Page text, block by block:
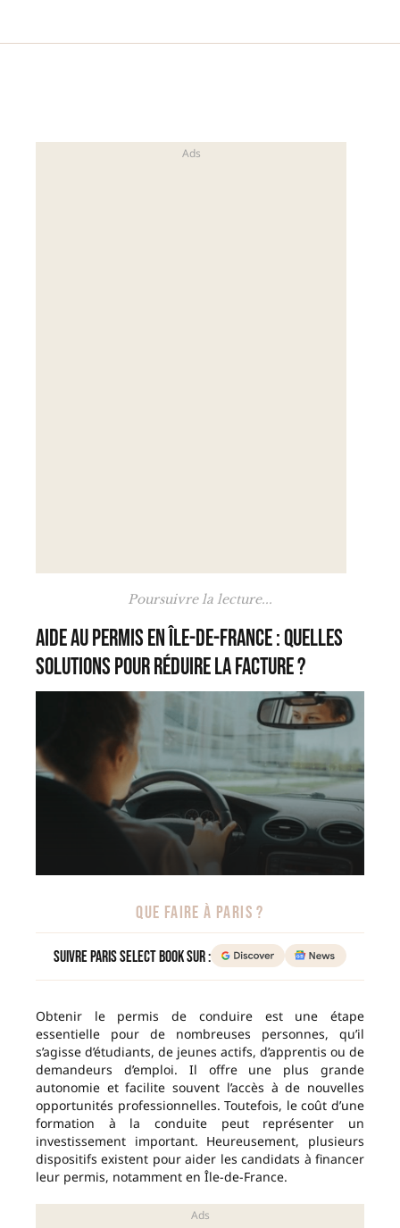
Poursuivre la lecture...
Aide au permis en Île-de-France : quelles
solutions pour réduire la facture ?
QUE FAIRE À PARIS ?
Suivre Paris Select Book sur :
Obtenir le permis de conduire est une étape
essentielle pour de nombreuses personnes, qu’il
s’agisse d’étudiants, de jeunes actifs, d’apprentis ou de
demandeurs d’emploi. Il offre une plus grande
autonomie et facilite souvent l’accès à de nouvelles
opportunités professionnelles. Toutefois, le coût d’une
formation à la conduite peut représenter un
investissement important. Heureusement, plusieurs
dispositifs existent pour aider les candidats à financer
leur permis, notamment en Île-de-France.